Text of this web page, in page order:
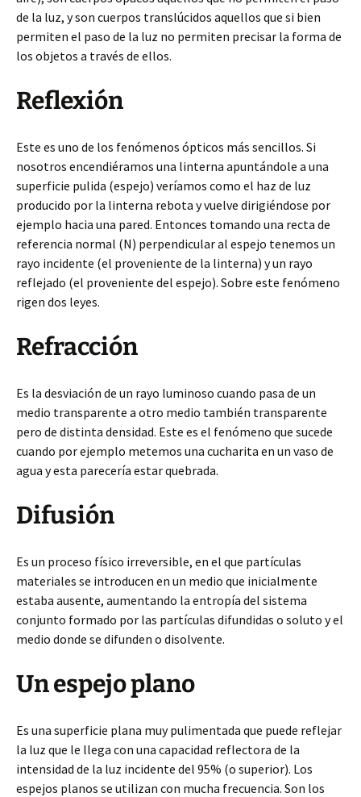
de la luz, y son cuerpos translúcidos aquellos que si bien
permiten el paso de la luz no permiten precisar la forma de
los objetos a través de ellos.
Reflexión
Este es uno de los fenómenos ópticos más sencillos. Si
nosotros encendiéramos una linterna apuntándole a una
superficie pulida (espejo) veríamos como el haz de luz
producido por la linterna rebota y vuelve dirigiéndose por
ejemplo hacia una pared. Entonces tomando una recta de
referencia normal (N) perpendicular al espejo tenemos un
rayo incidente (el proveniente de la linterna) y un rayo
reflejado (el proveniente del espejo). Sobre este fenómeno
rigen dos leyes.
Refracción
Es la desviación de un rayo luminoso cuando pasa de un
medio transparente a otro medio también transparente
pero de distinta densidad. Este es el fenómeno que sucede
cuando por ejemplo metemos una cucharita en un vaso de
agua y esta parecería estar quebrada.
Difusión
Es un proceso físico irreversible, en el que partículas
materiales se introducen en un medio que inicialmente
estaba ausente, aumentando la entropía del sistema
conjunto formado por las partículas difundidas o soluto y el
medio donde se difunden o disolvente.
Un espejo plano
Es una superficie plana muy pulimentada que puede reflejar
la luz que le llega con una capacidad reflectora de la
intensidad de la luz incidente del 95% (o superior). Los
espejos planos se utilizan con mucha frecuencia. Son los